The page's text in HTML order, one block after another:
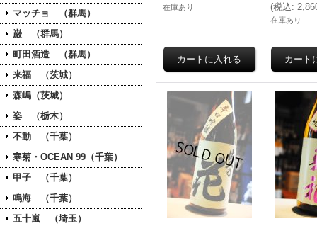
マッチョ （群馬）
巌 （群馬）
町田酒造 （群馬）
来福 （茨城）
森嶋（茨城）
姿 （栃木）
不動 （千葉）
寒菊・OCEAN 99（千葉）
甲子 （千葉）
鳴海 （千葉）
五十嵐 （埼玉）
在庫あり
(税込:
在庫あり